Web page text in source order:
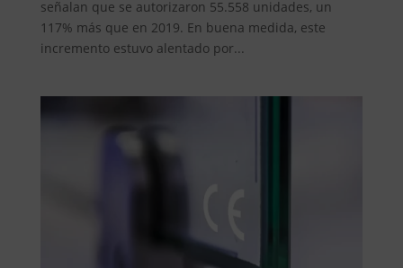
señalan que se autorizaron 55.558 unidades, un
117% más que en 2019. En buena medida, este
incremento estuvo alentado por...